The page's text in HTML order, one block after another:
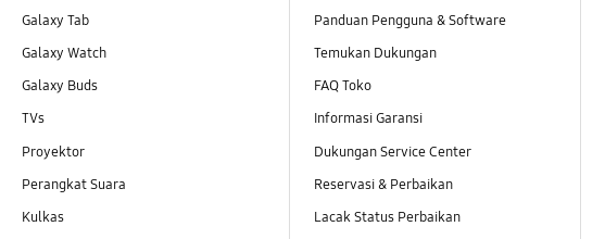
Galaxy Tab
Galaxy Watch
Galaxy Buds
TVs
Proyektor
Perangkat Suara
Kulkas
Panduan Pengguna & Software
Temukan Dukungan
FAQ Toko
Informasi Garansi
Dukungan Service Center
Reservasi & Perbaikan
Lacak Status Perbaikan